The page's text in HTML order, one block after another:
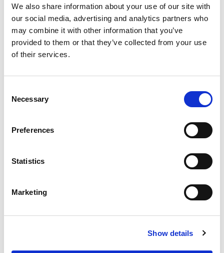
We also share information about your use of our site with
our social media, advertising and analytics partners who
may combine it with other information that you’ve
provided to them or that they’ve collected from your use
of their services.
Selection
Necessary
Preferences
Statistics
Marketing
Show details
slijpmachine RRI-
Red Rooster Haakse
slijpmachine RRI-